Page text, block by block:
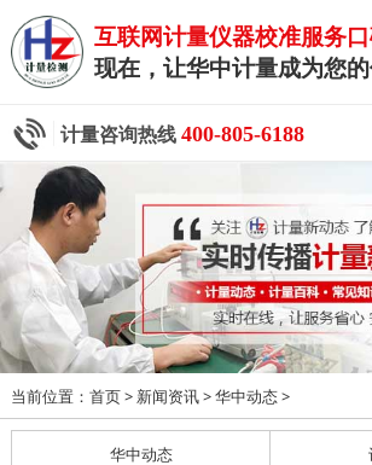
互联网计量仪器校准服务
现在，让华中计量成为您
计量咨询热线 400-805-6188
当前位置： 首页> 新闻资讯> 华中动态>
华中动态